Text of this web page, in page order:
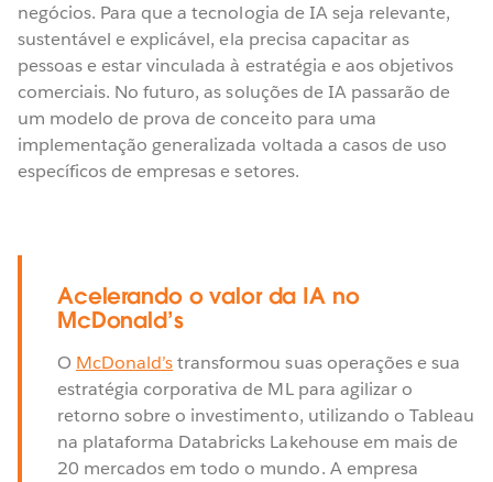
negócios. Para que a tecnologia de IA seja relevante,
sustentável e explicável, ela precisa capacitar as
pessoas e estar vinculada à estratégia e aos objetivos
comerciais. No futuro, as soluções de IA passarão de
um modelo de prova de conceito para uma
implementação generalizada voltada a casos de uso
específicos de empresas e setores.
Acelerando o valor da IA no
McDonald’s
O McDonald’stransformou suas operações e sua
estratégia corporativa de ML para agilizar o
retorno sobre o investimento, utilizando o Tableau
na plataforma Databricks Lakehouse em mais de
20 mercados em todo o mundo. A empresa